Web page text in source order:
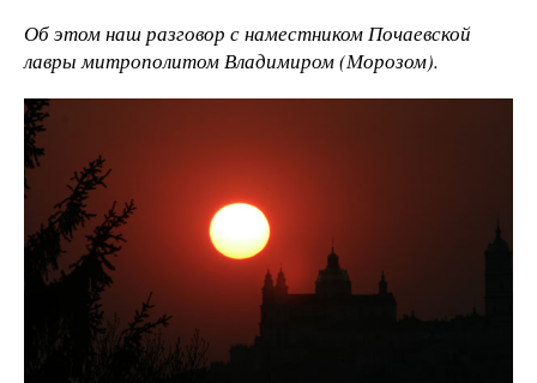
Об этом наш разговор с наместником Почаевской
лавры митрополитом Владимиром (Морозом).